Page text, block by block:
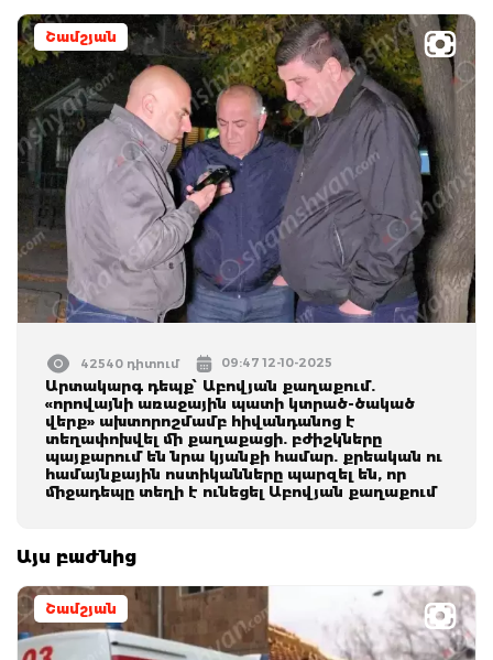
Շամշյան
42540 դիտում 09:47 12-10-2025
Արտակարգ դեպք՝ Աբովյան քաղաքում.
«որովայնի առաջային պատի կտրած-ծակած
վերք» ախտորոշմամբ հիվանդանոց է
տեղափոխվել մի քաղաքացի. բժիշկները
պայքարում են նրա կյանքի համար. քրեական ու
համայնքային ոստիկանները պարզել են, որ
միջադեպը տեղի է ունեցել Աբովյան քաղաքում
Այս բաժնից
Շամշյան